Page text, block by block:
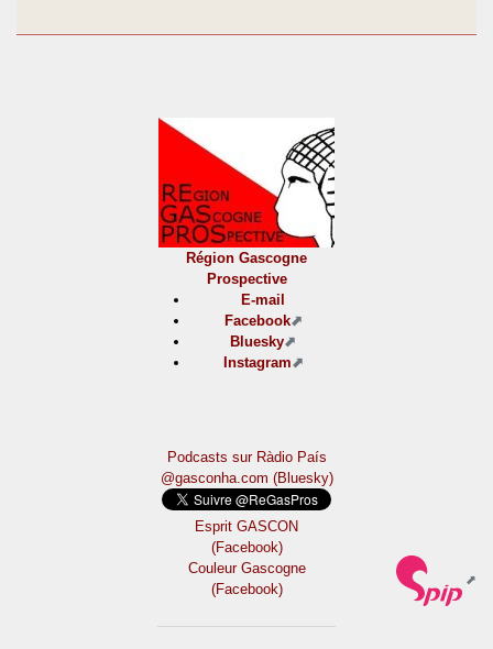
Région Gascogne
Prospective
E-mail
Facebook
Bluesky
Instagram
Podcasts sur Ràdio País
@gasconha.com (Bluesky)
Esprit GASCON
(Facebook)
Couleur Gascogne
(Facebook)